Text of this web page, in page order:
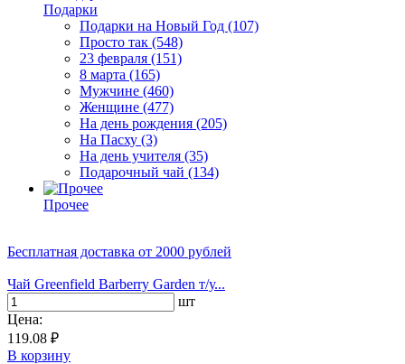
Подарки
Подарки на Новый Год (107)
Просто так (548)
23 февраля (151)
8 марта (165)
Мужчине (460)
Женщине (477)
На день рождения (205)
На Пасху (3)
На день учителя (35)
Подарочный чай (134)
Прочее
Бесплатная доставка от 2000 рублей
Чай Greenfield Barberry Garden т/у...
шт
Цена:
119.08 ₽
В корзину